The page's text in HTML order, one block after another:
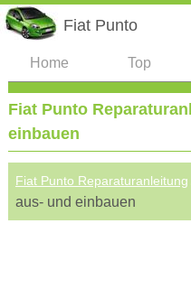
Fiat Punto
Home Top
Fiat Punto
einbauen
Fiat Punto Reparaturanleitung
aus- und einbauen